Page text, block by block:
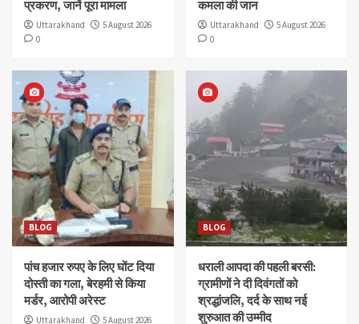
प्रकरण, जानें पूरा मामला
Uttarakhand
5 August 2026
0
कमला की जान
Uttarakhand
5 August 2026
0
BLOG
पांच हजार रुपए के लिए घोंट दिया
दोस्ती का गला, बेरहमी से किया
मर्डर, आरोपी अरेस्ट
Uttarakhand
5 August 2026
BLOG
धराली आपदा की पहली बरसी:
ग्रामीणों ने दी दिवंगतों को
श्रद्धांजलि, दर्द के साथ नई
शुरुआत की उम्मीद